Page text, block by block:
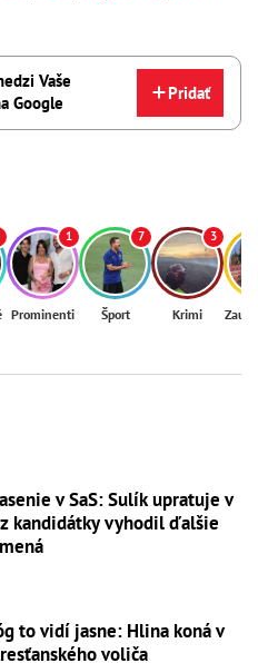
Vaše
Google
Pridať
1
Prominenti
7
Šport
3
Krimi
v SaS: Sulík upratuje v
kandidátky vyhodil ďalšie
to vidí jasne: Hlina koná v
voliča